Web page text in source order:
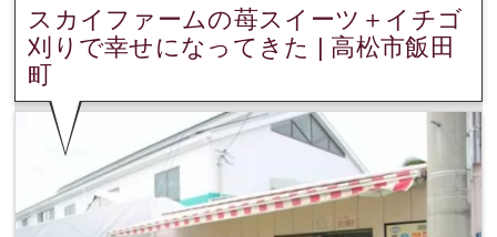
スカイファームの苺スイーツ＋イチゴ
刈りで幸せになってきた | 高松市飯田
町